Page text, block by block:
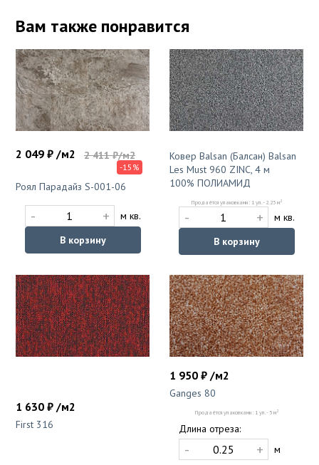
Вам также понравится
2 049 ₽ /м2 2 411 ₽/м2
-15%
Роял Парадайз S-001-06
- +
м кв.
В корзину
Ковер Balsan (Балсан) Balsan
Les Must 960 ZINC, 4 м
100% ПОЛИАМИД
Продаётся упаковками: 1 уп. - 2.23 м2
- +
м кв.
В корзину
1 630 ₽ /м2
First 316
1 950 ₽ /м2
Ganges 80
Продаётся упаковками: 1 уп. - 5 м2
Длина отреза:
- +
м